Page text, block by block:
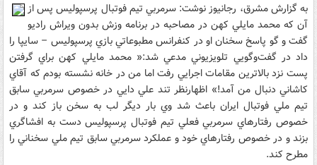
به گزارش مشرق، رجانيوز نوشت: سرمربي تيم فوتبال پرسپوليس پس از
آن که محمد مايلي کهن در مصاحبه در برنامه وزش بدون ويراش راديو
گفت و گو پاسخ سخنان او در کنفرانس مطبوعاتي بازي پرسپوليس – سايپا را
داد در گفت‌و‌گويي تلويزيوني مدعي شد:« محمد مايلي کهن براي گرفتن
پست نزد بالاترين مقامات اجرايي رفت اما من در خانه نشسته بودم که آقاي
کاشاني دنبال من آمد!» اظهارنظر تند علي دايي در خصوص سرمربي سابق
تيم ملي فوتبال ايران باعث شد وي بار ديگر لب به سخن باز کند و در
خصوص رفتارهاي سرمربي فعلي تيم فوتبال پرسپوليس دست به افشاگري
بزند و در خصوص رفتارهاي خود و عملکرد سرمربي سابق تيم ملي سخناني را
مطرح کند.